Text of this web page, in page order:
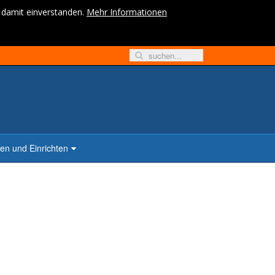
einverstanden. Mehr Informationen
und Einrichten